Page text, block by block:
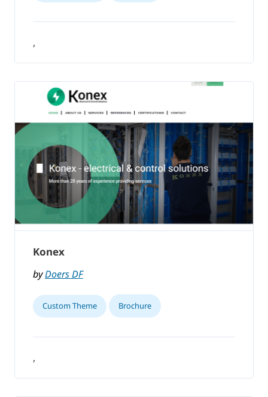
,
Konex
byDoers DF
Custom Theme Brochure
,